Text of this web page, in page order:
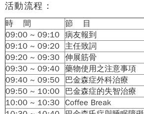
活動流程：
時 間 節 目
09:00 ~ 09:10 病友報到
09:10 ~ 09:20 主任致詞
09:20 ~ 09:30 伸展筋骨
09:30 ~ 09:40 藥物使用之注意事項
09:40 ~ 09:50
巴金森症外科治療
09:50 ~ 10:00
巴金森症的失智治療
10:00 ~ 10:30 Coffee Break